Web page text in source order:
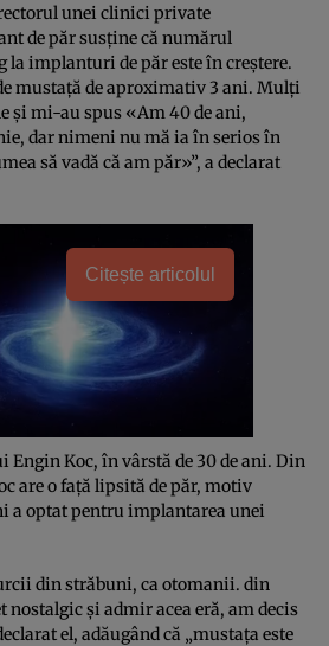
unei clinici private
de păr susţine că numărul
la implanturi de păr este în creştere.
mustaţă de aproximativ 3 ani. Mulţi
şi mi-au spus «Am 40 de ani,
dar nimeni nu mă ia în serios în
să vadă că am păr»”, a declarat
Citește articolul
Engin Koc, în vârstă de 30 de ani. Din
are o faţă lipsită de păr, motiv
a optat pentru implantarea unei
din străbuni, ca otomanii. din
nostalgic şi admir acea eră, am decis
el, adăugând că „mustaţa este